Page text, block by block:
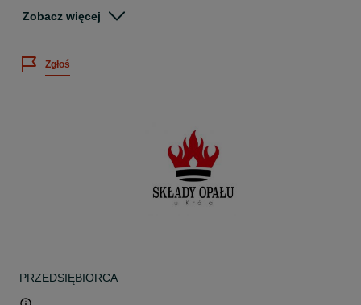
Węgiel groszek jest pakowany w oryginalne worki foliowe lub
Podana cena dotyczy osób fizycznych, którzy zakupują węgiel do
podlegających zwolnieniu zostanie doliczona akcyza w wysokości
- Do 20 km od siedziby firmy Tychów- GRATIS
- Powyżej 20 km od siedziby firmy- koszt ustalany indywidualnie
Dalków 131A, 97-318 Czarnocin
Nr tel. 507 856 II3
Zobacz więcej
Zgłoś
PRZEDSIĘBIORCA